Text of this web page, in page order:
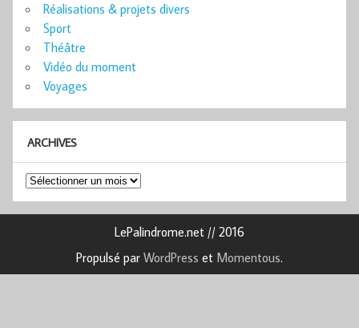
Réalisations & projets divers
Sport
Théâtre
Vidéo du moment
Voyages
ARCHIVES
Archives
LePalindrome.net // 2016
Propulsé par WordPress et Momentous.